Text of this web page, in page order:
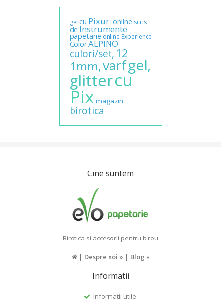
gel cu Pixuri online scris
de Instrumente
papetarie online Experience
ColorALPINO
culori/set, 12
1mm,varfgel,
glittercu
Pix magazin
birotica
Cine suntem
Birotica si accesorii pentru birou
| Despre noi » | Blog »
Informatii
Informatii utile